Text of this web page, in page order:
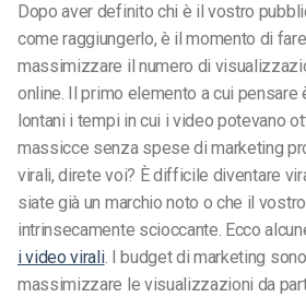
Dopo aver definito chi è il vostro
come raggiungerlo, è il momento di
massimizzare il numero di
online. Il primo elemento a cui pensare
lontani i tempi in cui i video potevano
massicce senza spese di marketing
virali, direte voi? È difficile diventare
siate già un marchio noto o che il
intrinsecamente scioccante. Ecco
i video virali. I budget di marketing
massimizzare le visualizzazioni da